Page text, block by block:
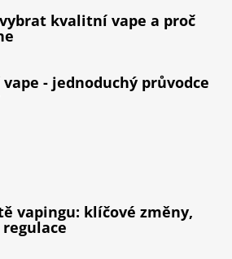
kvalitní vape a proč
- jednoduchý průvodce
vapingu: klíčové změny,